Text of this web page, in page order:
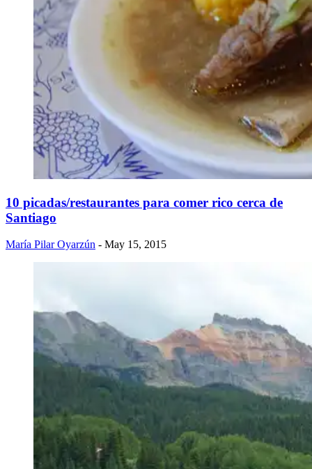
10 picadas/restaurantes para comer rico cerca de
Santiago
María Pilar Oyarzún - May 15, 2015